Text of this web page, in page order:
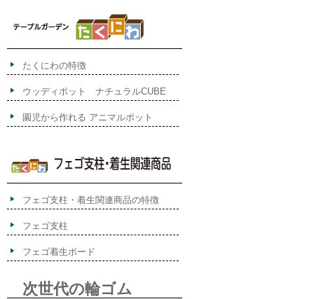
たくにわの特徴
ウッディポット ナチュラルCUBE
園児から作れる アニマルポット
フェゴ支柱・着生関連商品の特徴
フェゴ支柱
フェゴ着生ボード
次世代の輪ゴム